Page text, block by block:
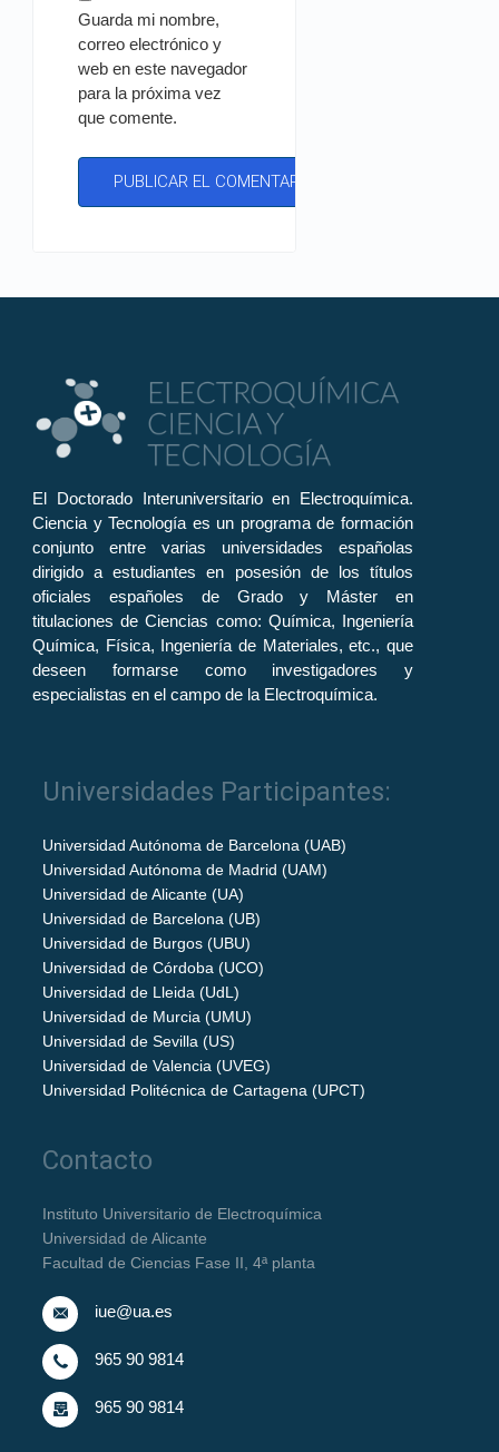
Guarda mi nombre,
correo electrónico y
web en este navegador
para la próxima vez
que comente.
El Doctorado Interuniversitario en Electroquímica.
Ciencia y Tecnología es un programa de formación
conjunto entre varias universidades españolas
dirigido a estudiantes en posesión de los títulos
oficiales españoles de Grado y Máster en
titulaciones de Ciencias como: Química, Ingeniería
Química, Física, Ingeniería de Materiales, etc., que
deseen formarse como investigadores y
especialistas en el campo de la Electroquímica.
Universidades Participantes:
Universidad Autónoma de Barcelona (UAB)
Universidad Autónoma de Madrid (UAM)
Universidad de Alicante (UA)
Universidad de Barcelona (UB)
Universidad de Burgos (UBU)
Universidad de Córdoba (UCO)
Universidad de Lleida (UdL)
Universidad de Murcia (UMU)
Universidad de Sevilla (US)
Universidad de Valencia (UVEG)
Universidad Politécnica de Cartagena (UPCT)
Contacto
Instituto Universitario de Electroquímica
Universidad de Alicante
Facultad de Ciencias Fase II, 4ª planta
iue@ua.es
965 90 9814
965 90 9814